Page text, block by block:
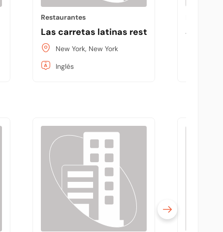
Restaurantes
Las carretas latinas restaurant bakery
New York, New York
Inglés
Jollof